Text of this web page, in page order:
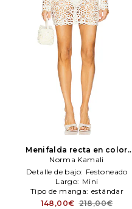
Menifalda recta en color
crema Norma Kamali
Norma Kamali
Detalle de bajo: Festoneado
Largo: Mini
Tipo de manga: estándar
148,00€ 218,00€